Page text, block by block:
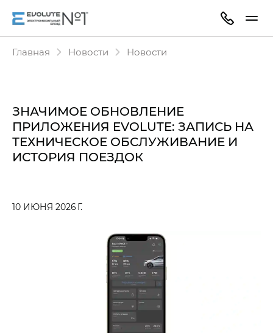
Главная Новости Новости
ЗНАЧИМОЕ ОБНОВЛЕНИЕ
ПРИЛОЖЕНИЯ EVOLUTE: ЗАПИСЬ НА
ТЕХНИЧЕСКОЕ ОБСЛУЖИВАНИЕ И
ИСТОРИЯ ПОЕЗДОК
10 ИЮНЯ 2026 Г.